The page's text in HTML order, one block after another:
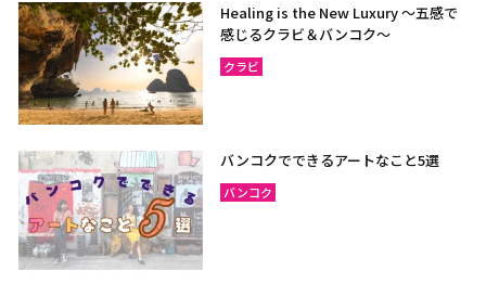
Healing is the New Luxury ～五感で
感じるクラビ＆バンコク～
クラビ
バンコクでできるアートなこと5選
バンコク